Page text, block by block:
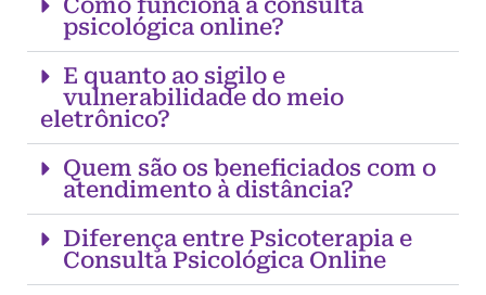
Como funciona a consulta
psicológica online?
E quanto ao sigilo e
vulnerabilidade do meio
eletrônico?
Quem são os beneficiados com o
atendimento à distância?
Diferença entre Psicoterapia e
Consulta Psicológica Online